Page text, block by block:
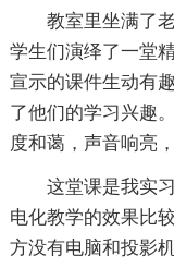
教室里坐满了
学生们演绎了一堂
宣示的课件生动有
了他们的学习兴趣
度和蔼，声音响亮
这堂课是我实
电化教学的效果比
方没有电脑和投影